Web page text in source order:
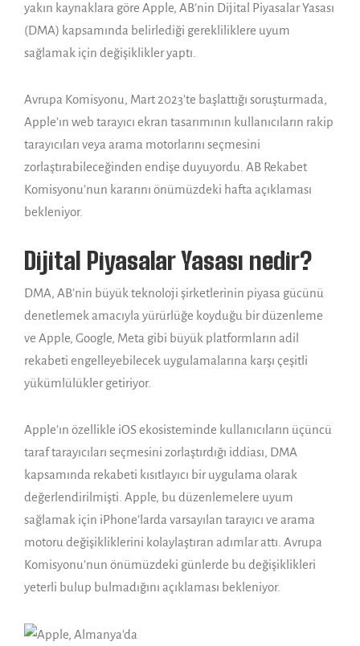
yakın kaynaklara göre Apple, AB’nin Dijital Piyasalar Yasası
(DMA) kapsamında belirlediği gerekliliklere uyum
sağlamak için değişiklikler yaptı.
Avrupa Komisyonu, Mart 2023’te başlattığı soruşturmada,
Apple’ın web tarayıcı ekran tasarımının kullanıcıların rakip
tarayıcıları veya arama motorlarını seçmesini
zorlaştırabileceğinden endişe duyuyordu. AB Rekabet
Komisyonu’nun kararını önümüzdeki hafta açıklaması
bekleniyor.
Dijital Piyasalar Yasası nedir?
DMA, AB’nin büyük teknoloji şirketlerinin piyasa gücünü
denetlemek amacıyla yürürlüğe koyduğu bir düzenleme
ve Apple, Google, Meta gibi büyük platformların adil
rekabeti engelleyebilecek uygulamalarına karşı çeşitli
yükümlülükler getiriyor.
Apple’ın özellikle iOS ekosisteminde kullanıcıların üçüncü
taraf tarayıcıları seçmesini zorlaştırdığı iddiası, DMA
kapsamında rekabeti kısıtlayıcı bir uygulama olarak
değerlendirilmişti. Apple, bu düzenlemelere uyum
sağlamak için iPhone’larda varsayılan tarayıcı ve arama
motoru değişikliklerini kolaylaştıran adımlar attı. Avrupa
Komisyonu’nun önümüzdeki günlerde bu değişiklikleri
yeterli bulup bulmadığını açıklaması bekleniyor.